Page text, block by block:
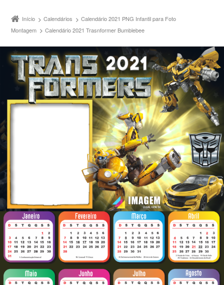
Início Calendários
Calendário 2021 PNG Infantil para Foto
Montagem
Calendário 2021 Trasnformer Bumblebee